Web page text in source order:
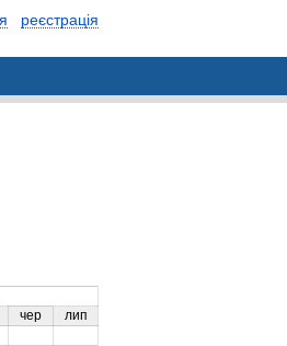
реєстрація
чер лип